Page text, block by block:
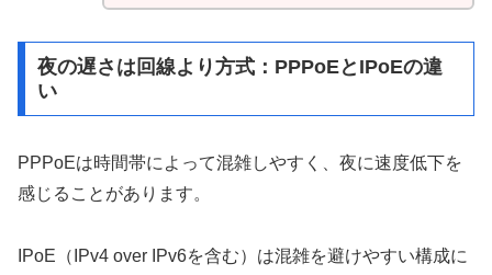
夜の遅さは回線より方式：PPPoEとIPoEの違
い
PPPoEは時間帯によって混雑しやすく、夜に速度低下を
感じることがあります。
IPoE（IPv4 over IPv6を含む）は混雑を避けやすい構成に